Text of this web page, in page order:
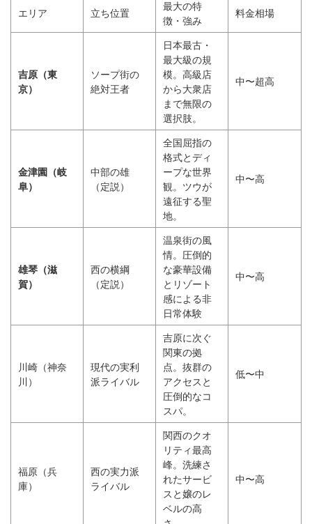
エリア 立ち位置
最大の特
徴・強み
料金相場
吉原（東
京）
ソープ街の
絶対王者
日本最古・
最大級の規
模。高級店
から大衆店
まで無限の
選択肢。
中〜超高
金津園（岐
阜）
中部の雄
（定説）
全国屈指の
格式とディ
ープな世界
観。ツウが
遠征する聖
地。
中〜高
雄琴（滋
賀）
西の横綱
（定説）
温泉街の風
情。圧倒的
な豪華設備
とリゾート
感による非
日常体験
中〜高
川崎（神奈
川）
現代の実利
派ライバル
吉原に次ぐ
関東の拠
点。抜群の
アクセスと
圧倒的なコ
スパ。
低〜中
福原（兵
庫）
西の実力派
ライバル
関西のクオ
リティ最高
峰。洗練さ
れたサービ
スと嬢のレ
ベルの高
中〜高